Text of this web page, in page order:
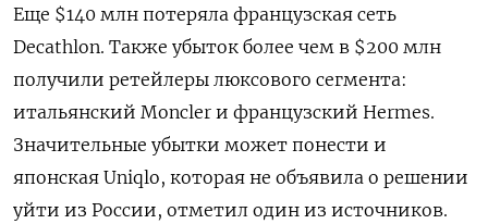
Еще $140 млн потеряла французская сеть
Decathlon. Также убыток более чем в $200 млн
получили ретейлеры люксового сегмента:
итальянский Moncler и французский Hermes.
Значительные убытки может понести и
японская Uniqlo, которая не объявила о решении
уйти из России, отметил один из источников.